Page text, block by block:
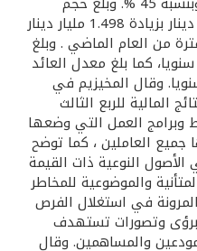
الودائع للربع الثالث 5.021 مليار دينار بزيادة 1.498 مليار دينار
نفس الفترة من العام الماضي . وبلغ
على الأصول3.2 % سنويا، كما بلغ معدل العائد
المساهمين 27 % سنويا. وقال المخيزيم في
المالية للربع الثالث
وبرامج العمل التي وضعها
جميع العاملين ، كما توضح
الأصول النوعية ذات القيمة
والموضوعية للمخاطر
في استغلال الفرص
برؤى وتصورات تستهدف
والمساهمين. وقال